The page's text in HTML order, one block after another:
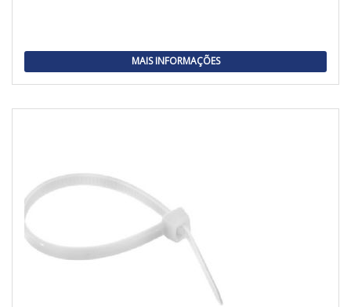
MAIS INFORMAÇÕES